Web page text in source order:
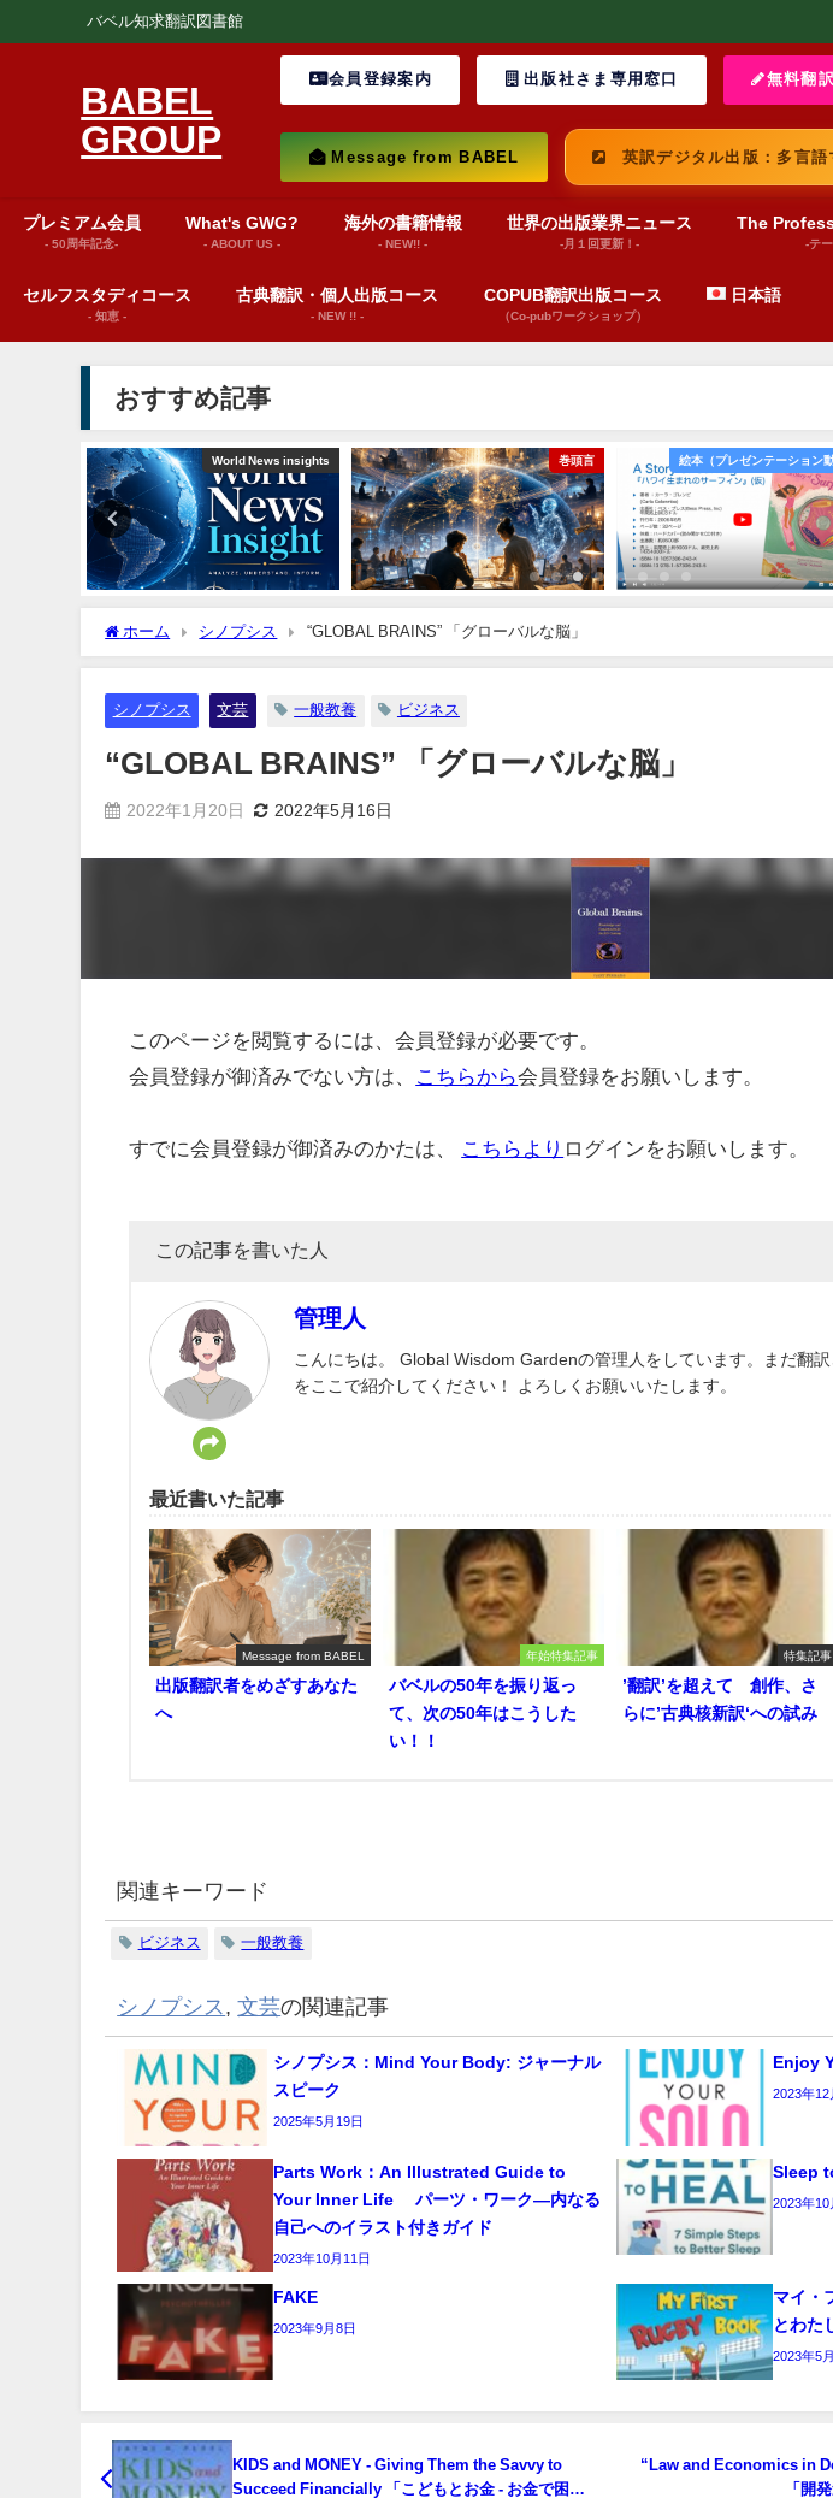
バベル知求翻訳図書館
BABEL
GROUP
会員登録案内 出版社さま専用窓口 無料翻
Message from BABEL 英訳デジタル出版：多言
プレミアム会員
- 50周年記念-
What's GWG?
- ABOUT US -
海外の書籍情報
- NEW!! -
世界の出版業界ニュース
-月１回更新！-
The
-テ
セルフスタディコース
- 知恵 -
古典翻訳・個人出版コース
- NEW !! -
COPUB翻訳出版コース
（Co-pubワークショップ）
日本語
おすすめ記事
World News insights 巻頭言 絵本（プレゼンテーション動
ホーム シノプシス “GLOBAL BRAINS” 「グローバルな脳」
シノプシス 文芸 一般教養 ビジネス
“GLOBAL BRAINS” 「グローバルな脳」
2022年1月20日 2022年5月16日
このページを閲覧するには、会員登録が必要です。
会員登録が御済みでない方は、
こちらから会員登録をお願いします。
すでに会員登録が御済みのかたは、 こちらより ログインをお願いします。
この記事を書いた人
管理人
こんにちは。 Global Wisdom Gardenの管理人をしています。まだ翻
をここで紹介してください！ よろしくお願いいたします。
最近書いた記事
Message from BABEL
出版翻訳者をめざすあなた
へ
年始特集記事
バベルの50年を振り返っ
て、次の50年はこうした
い！！
特集記事
’翻訳’を超えて 創作、さ
らに’古典核新訳‘への試み
関連キーワード
ビジネス 一般教養
シノプシス ,文芸の関連記事
シノプシス：Mind Your Body: ジャーナル
スピーク
2025年5月19日
Enjoy
2023年12
Parts Work：An Illustrated Guide to
Your Inner Life パーツ・ワーク―内なる
自己へのイラスト付きガイド
2023年10月11日
Sleep
2023年10
FAKE
2023年9月8日
マイ・
とわた
2023年5
KIDS and MONEY - Giving Them the Savvy to
Succeed Financially 「こどもとお金 - お金で困ら
“Law and Economics in
「開